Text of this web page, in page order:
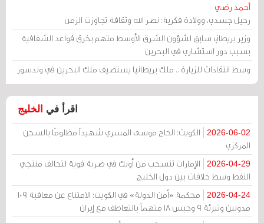
أحمد رضي
رحيل جسدي، وولادة فكرية: نصر الله وثقافة تجاوزت الزمن
وزير بريطاني سابق لشؤون الشرق الأوسط متهم بخرق قواعد الشفافية
بسبب دور استشاري في البحرين
وسط انتقادات للزيارة .. ملك بريطانيا يستضيف ملك البحرين في وندسور
اقرأ في الخليج
2026-06-02
الكويت: الحاج موسى المسري شهيداً مظلومًا بالسجن
المركزي
2026-04-29
الإمارات تنسحب من أوبك في ضربة قوية لتحالف منتجي
النفط وسط خلافات بين دول الخليج
2026-04-24
محكمة «أمن الدولة» في الكويت: الامتناع عن معاقبة 109
مدونين وتبرئة 9 وحبس 18 متهماً بالتعاطف مع إيران